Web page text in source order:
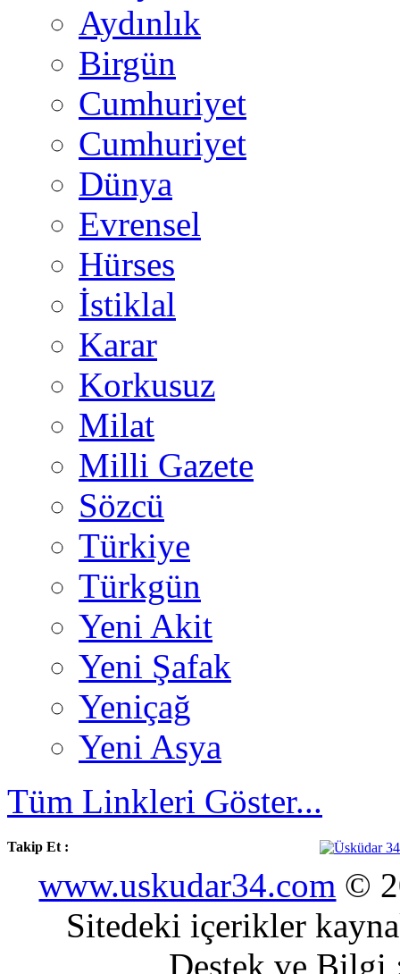
Aydınlık
Birgün
Cumhuriyet
Cumhuriyet
Dünya
Evrensel
Hürses
İstiklal
Karar
Korkusuz
Milat
Milli Gazete
Sözcü
Türkiye
Türkgün
Yeni Akit
Yeni Şafak
Yeniçağ
Yeni Asya
Tüm Linkleri Göster...
Takip Et :
www.uskudar34.com ©
Sitedeki içerikler
Destek ve